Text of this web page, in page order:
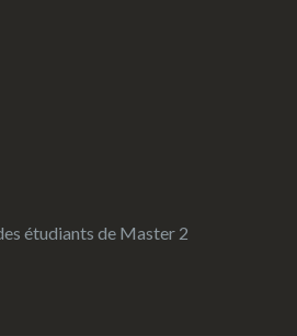
étudiants de Master 2